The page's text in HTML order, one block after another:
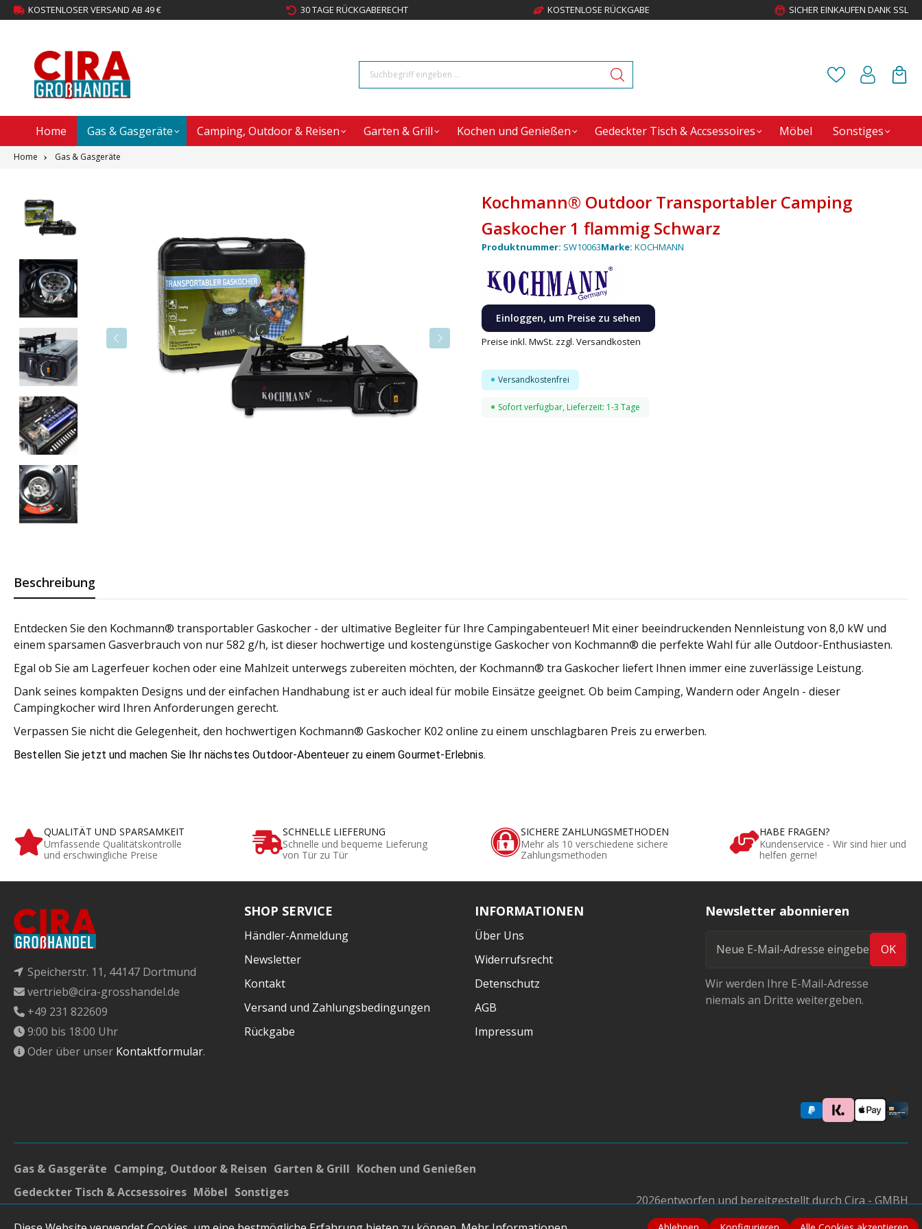
KOSTENLOSER VERSAND AB 49 € 30 TAGE RÜCKGABERECHT KOSTENLOSE RÜCKGABE SICHER EINKAUFEN DANK SSL
Home Gas & Gasgeräte Camping, Outdoor & Reisen Garten & Grill Kochen und Genießen Gedeckter Tisch & Accsessoires Möbel Sonstiges
Home Gas & Gasgeräte
Kochmann® Outdoor Transportabler Camping
Gaskocher 1 flammig Schwarz
Produktnummer: SW10063Marke: KOCHMANN
Einloggen, um Preise zu sehen
Preise inkl. MwSt. zzgl. Versandkosten
Versandkostenfrei
Sofort verfügbar, Lieferzeit: 1-3 Tage
Beschreibung
Entdecken Sie den Kochmann® transportabler Gaskocher - der ultimative Begleiter für Ihre Campingabenteuer! Mit einer beeindruckenden Nennleistung von 8,0 kW und
einem sparsamen Gasverbrauch von nur 582 g/h, ist dieser hochwertige und kostengünstige Gaskocher von Kochmann® die perfekte Wahl für alle Outdoor-Enthusiasten.
Egal ob Sie am Lagerfeuer kochen oder eine Mahlzeit unterwegs zubereiten möchten, der Kochmann® tra Gaskocher liefert Ihnen immer eine zuverlässige Leistung.
Dank seines kompakten Designs und der einfachen Handhabung ist er auch ideal für mobile Einsätze geeignet. Ob beim Camping, Wandern oder Angeln - dieser
Campingkocher wird Ihren Anforderungen gerecht.
Verpassen Sie nicht die Gelegenheit, den hochwertigen Kochmann® Gaskocher K02 online zu einem unschlagbaren Preis zu erwerben.
Bestellen Sie jetzt und machen Sie Ihr nächstes Outdoor-Abenteuer zu einem Gourmet-Erlebnis.
QUALITÄT UND SPARSAMKEIT
Umfassende Qualitätskontrolle
und erschwingliche Preise
SCHNELLE LIEFERUNG
Schnelle und bequeme Lieferung
von Tür zu Tür
SICHERE ZAHLUNGSMETHODEN
Mehr als 10 verschiedene sichere
Zahlungsmethoden
HABE FRAGEN?
Kundenservice - Wir sind hier und
helfen gerne!
Speicherstr. 11, 44147 Dortmund
vertrieb@cira-grosshandel.de
+49 231 822609
9:00 bis 18:00 Uhr
Oder über unser Kontaktformular.
SHOP SERVICE
Händler-Anmeldung
Newsletter
Kontakt
Versand und Zahlungsbedingungen
Rückgabe
INFORMATIONEN
Über Uns
Widerrufsrecht
Detenschutz
AGB
Impressum
Newsletter abonnieren
OK
Wir werden Ihre E-Mail-Adresse
niemals an Dritte weitergeben.
Gas & Gasgeräte Camping, Outdoor & Reisen Garten & Grill Kochen und Genießen
Gedeckter Tisch & Accsessoires Möbel Sonstiges
2026entworfen und bereitgestellt durch Cira - GMBH